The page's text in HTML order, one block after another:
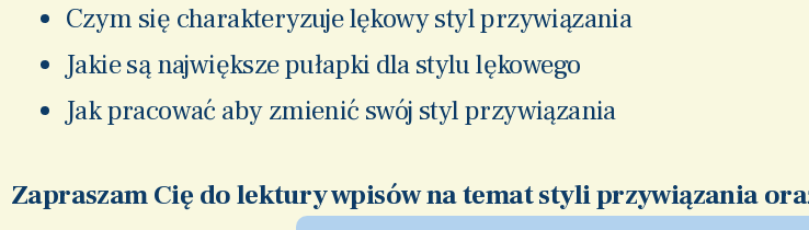
Czym się charakteryzuje lękowy styl przywiązania
Jakie są największe pułapki dla stylu lękowego
Jak pracować aby zmienić swój styl przywiązania
Zapraszam Cię do lektury wpisów na temat styli przywiązania